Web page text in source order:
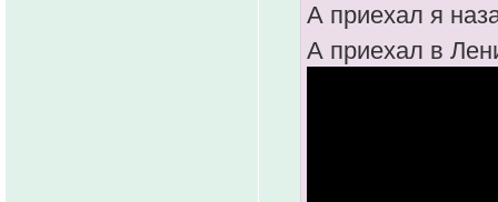
А приехал я
А приехал в